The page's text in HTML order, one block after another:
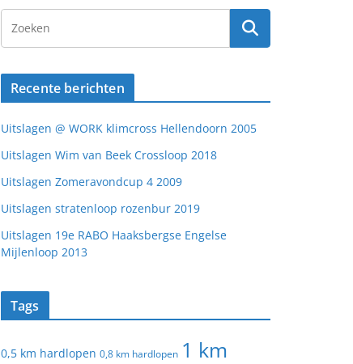
Recente berichten
Uitslagen @ WORK klimcross Hellendoorn 2005
Uitslagen Wim van Beek Crossloop 2018
Uitslagen Zomeravondcup 4 2009
Uitslagen stratenloop rozenbur 2019
Uitslagen 19e RABO Haaksbergse Engelse
Mijlenloop 2013
Tags
0,5 km hardlopen 0,8 km hardlopen 1 km